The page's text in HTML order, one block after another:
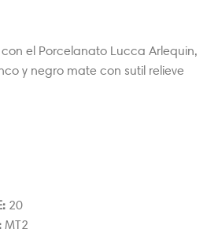
el Porcelanato Lucca Arlequin,
y negro mate con sutil relieve
20
MT2